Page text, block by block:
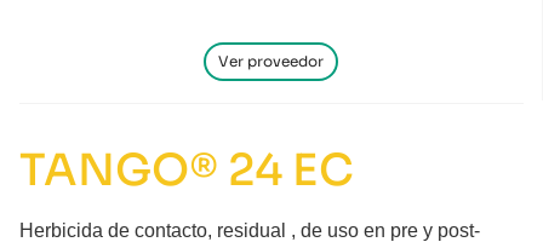
Ver proveedor
TANGO® 24 EC
Herbicida de contacto, residual , de uso en pre y post-